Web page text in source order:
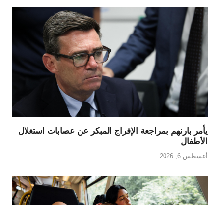
يأمر بارنهم بمراجعة الإفراج المبكر عن عصابات استغلال
الأطفال
أغسطس 6, 2026